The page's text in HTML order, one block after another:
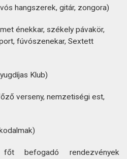
hangszerek, gitár, zongora)
énekkar, székely pávakör,
fúvószenekar, Sextett
Klub)
verseny, nemzetiségi est,
befogadó rendezvények